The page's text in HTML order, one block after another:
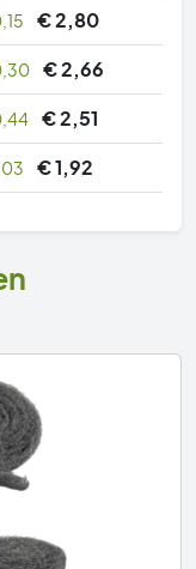
€2,80
€2,66
€2,51
€1,92